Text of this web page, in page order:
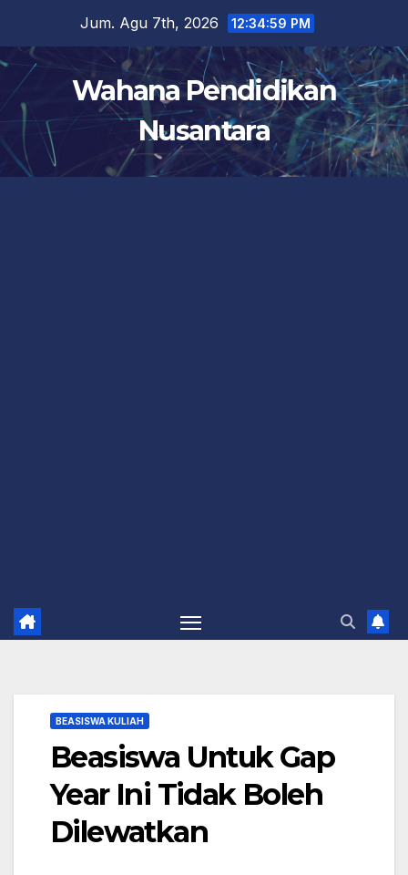
content
Jum. Agu 7th, 2026 12:35:00 PM
Wahana Pendidikan
Nusantara
BEASISWA KULIAH
Beasiswa Untuk Gap
Year Ini Tidak Boleh
Dilewatkan